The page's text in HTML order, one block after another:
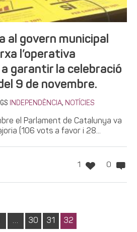
al govern municipal
l’operativa
garantir la celebració
9 de novembre.
INDEPENDÈNCIA, NOTÍCIES
el Parlament de Catalunya va
(106 vots a favor i 28...
1 0
… 30 31 32